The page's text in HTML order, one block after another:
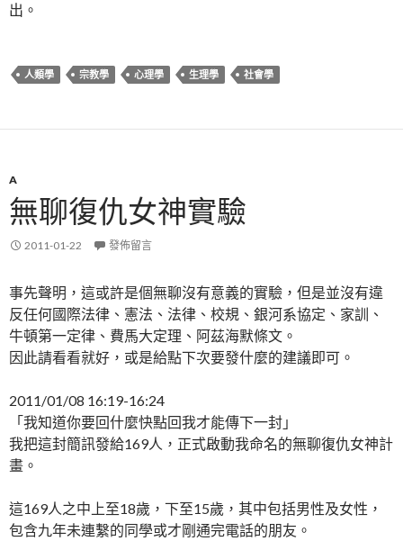
出。
人類學 宗教學 心理學 生理學 社會學
A
無聊復仇女神實驗
2011-01-22 發佈留言
事先聲明，這或許是個無聊沒有意義的實驗，但是並沒有違
反任何國際法律、憲法、法律、校規、銀河系協定、家訓、
牛頓第一定律、費馬大定理、阿茲海默條文。
因此請看看就好，或是給點下次要發什麼的建議即可。
2011/01/08 16:19-16:24
「我知道你要回什麼快點回我才能傳下一封」
我把這封簡訊發給169人，正式啟動我命名的無聊復仇女神計
畫。
這169人之中上至18歲，下至15歲，其中包括男性及女性，
包含九年未連繫的同學或才剛通完電話的朋友。